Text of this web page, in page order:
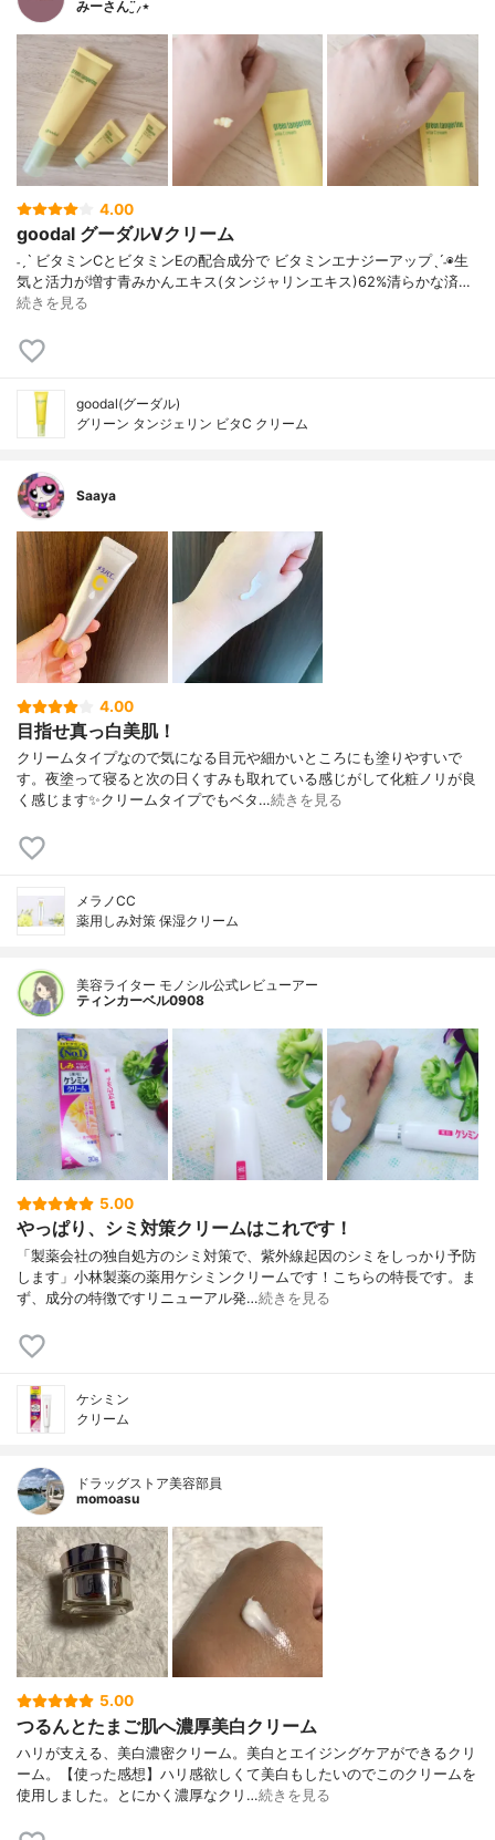
みーさん¨̮⸝⋆
4.00
goodal グーダルVクリーム
˗ˏˋ ビタミンCとビタミンEの配合成分で ビタミンエナジーアップˎˊ˗◉生
気と活力が増す青みかんエキス(タンジャリンエキス)62%清らかな済…
続きを見る
goodal(グーダル)
グリーン タンジェリン ビタC クリーム
Saaya
4.00
目指せ真っ白美肌！
クリームタイプなので気になる目元や細かいところにも塗りやすいで
す。夜塗って寝ると次の日くすみも取れている感じがして化粧ノリが良
く感じます✨クリームタイプでもベタ…続きを見る
メラノCC
薬用しみ対策 保湿クリーム
美容ライター モノシル公式レビューアー
ティンカーベル0908
5.00
やっぱり、シミ対策クリームはこれです！
「製薬会社の独自処方のシミ対策で、紫外線起因のシミをしっかり予防
します」小林製薬の薬用ケシミンクリームです！こちらの特長です。ま
ず、成分の特徴ですリニューアル発…続きを見る
ケシミン
クリーム
ドラッグストア美容部員
momoasu
5.00
つるんとたまご肌へ濃厚美白クリーム
ハリが支える、美白濃密クリーム。美白とエイジングケアができるクリ
ーム。【使った感想】ハリ感欲しくて美白もしたいのでこのクリームを
使用しました。とにかく濃厚なクリ…続きを見る